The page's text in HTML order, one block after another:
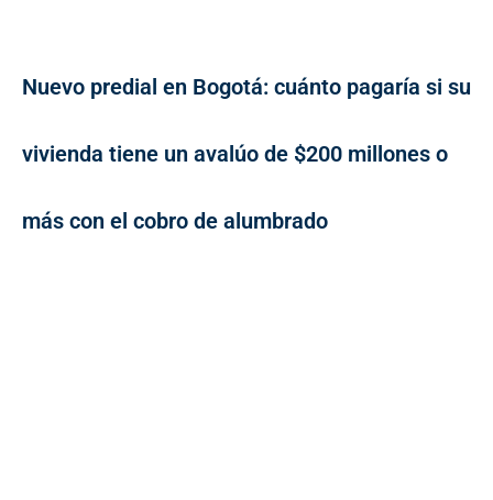
Nuevo predial en Bogotá: cuánto pagaría si su
vivienda tiene un avalúo de $200 millones o
más con el cobro de alumbrado